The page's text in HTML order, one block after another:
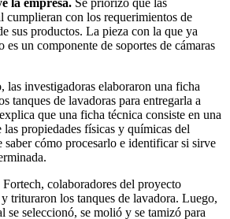
la empresa. Se priorizó que las
cumplieran con los requerimientos de
sus productos. La pieza con la que ya
es un componente de soportes de cámaras
las investigadoras elaboraron una ficha
tanques de lavadoras para entregarla a
que una ficha técnica consiste en una
las propiedades físicas y químicas del
cómo procesarlo e identificar si sirve
colaboradores del proyecto
trituraron los tanques de lavadora. Luego,
se seleccionó, se molió y se tamizó para